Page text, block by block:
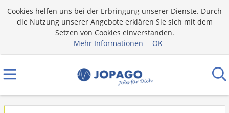
Cookies helfen uns bei der Erbringung unserer Dienste. Durch
die Nutzung unserer Angebote erklären Sie sich mit dem
Setzen von Cookies einverstanden.
Mehr Informationen
OK